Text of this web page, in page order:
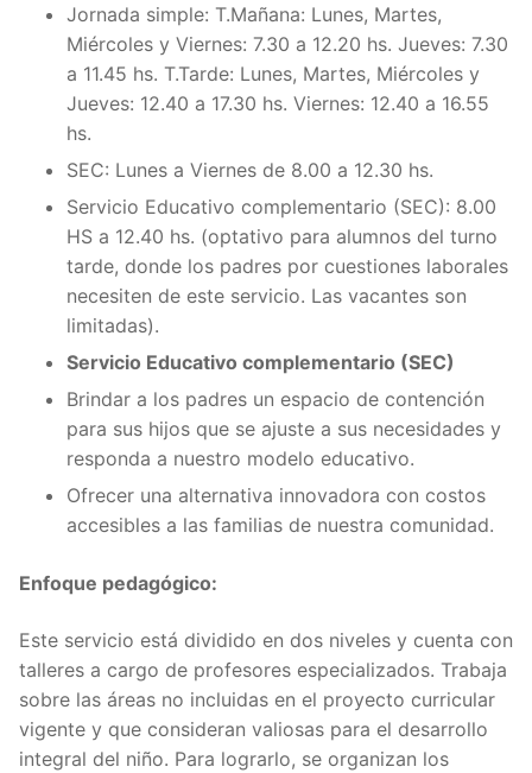
Jornada simple: T.Mañana: Lunes, Martes,
Miércoles y Viernes: 7.30 a 12.20 hs. Jueves: 7.30
a 11.45 hs. T.Tarde: Lunes, Martes, Miércoles y
Jueves: 12.40 a 17.30 hs. Viernes: 12.40 a 16.55
hs.
SEC: Lunes a Viernes de 8.00 a 12.30 hs.
Servicio Educativo complementario (SEC): 8.00
HS a 12.40 hs. (optativo para alumnos del turno
tarde, donde los padres por cuestiones laborales
necesiten de este servicio. Las vacantes son
limitadas).
Servicio Educativo complementario (SEC)
Brindar a los padres un espacio de contención
para sus hijos que se ajuste a sus necesidades y
responda a nuestro modelo educativo.
Ofrecer una alternativa innovadora con costos
accesibles a las familias de nuestra comunidad.
Enfoque pedagógico:
Este servicio está dividido en dos niveles y cuenta con
talleres a cargo de profesores especializados. Trabaja
sobre las áreas no incluidas en el proyecto curricular
vigente y que consideran valiosas para el desarrollo
integral del niño. Para lograrlo, se organizan los